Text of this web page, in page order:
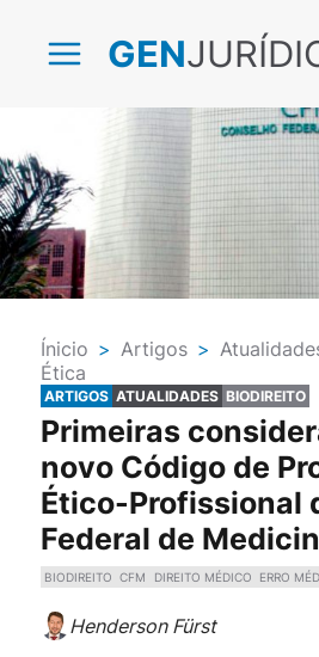
GEN
Ínicio > Artigos >
Ética
ARTIGOS ATUALIDADES BIODIREITO
Primeiras
novo Código de
Ético-Profissional
Federal de
BIODIREITO CFM DIREITO MÉDICO ERRO
Henderson Fürst